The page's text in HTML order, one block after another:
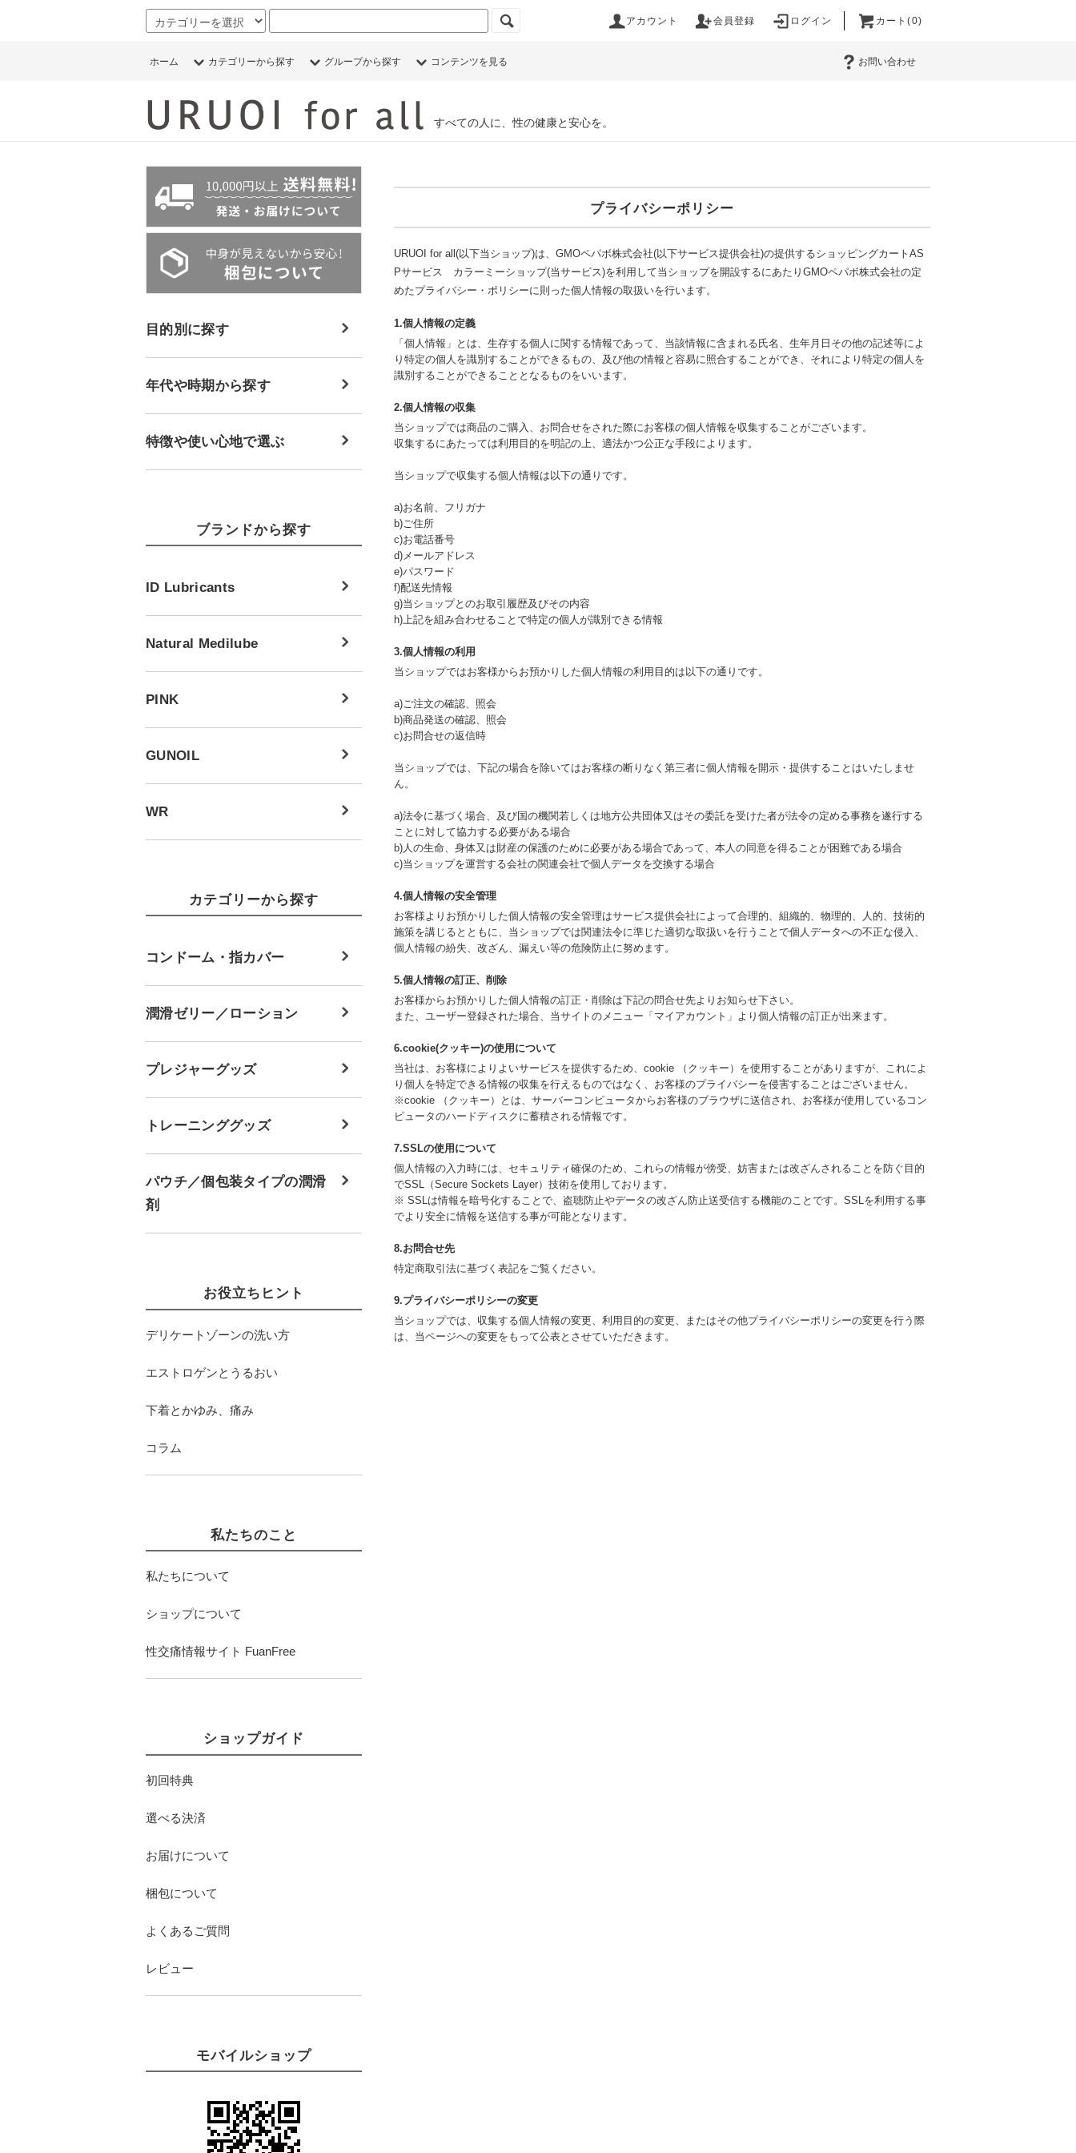
アカウント 会員登録 ログイン カート(0)
ホーム カテゴリーから探す グループから探す コンテンツを見る お問い合わせ
すべての人に、性の健康と安心を。
プライバシーポリシー
URUOI for all(以下当ショップ)は、 GMOペパボ株式会社(以下サービス提供会社)の提供するショッピングカートAS
Pサービス カラーミーショップ(当サービス)を利用して当ショップを開設するにあたりGMOペパボ株式会社の定
めたプライバシー・ポリシーに則った個人情報の取扱いを行います。
1.個人情報の定義
「個人情報」とは、生存する個人に関する情報であって、当該情報に含まれる氏名、生年月日その他の記述等によ
り特定の個人を識別することができるもの、及び他の情報と容易に照合することができ、それにより特定の個人を
識別することができることとなるものをいいます。
2.個人情報の収集
当ショップでは商品のご購入、お問合せをされた際にお客様の個人情報を収集することがございます。
収集するにあたっては利用目的を明記の上、適法かつ公正な手段によります。
当ショップで収集する個人情報は以下の通りです。
a)お名前、フリガナ
b)ご住所
c)お電話番号
d)メールアドレス
e)パスワード
f)配送先情報
g)当ショップとのお取引履歴及びその内容
h)上記を組み合わせることで特定の個人が識別できる情報
3.個人情報の利用
当ショップではお客様からお預かりした個人情報の利用目的は以下の通りです。
a)ご注文の確認、照会
b)商品発送の確認、照会
c)お問合せの返信時
当ショップでは、下記の場合を除いてはお客様の断りなく第三者に個人情報を開示・提供することはいたしませ
ん。
a)法令に基づく場合、及び国の機関若しくは地方公共団体又はその委託を受けた者が法令の定める事務を遂行する
ことに対して協力する必要がある場合
b)人の生命、身体又は財産の保護のために必要がある場合であって、本人の同意を得ることが困難である場合
c)当ショップを運営する会社の関連会社で個人データを交換する場合
4.個人情報の安全管理
お客様よりお預かりした個人情報の安全管理はサービス提供会社によって合理的、組織的、物理的、人的、技術的
施策を講じるとともに、当ショップでは関連法令に準じた適切な取扱いを行うことで個人データへの不正な侵入、
個人情報の紛失、改ざん、漏えい等の危険防止に努めます。
5.個人情報の訂正、削除
お客様からお預かりした個人情報の訂正・削除は下記の問合せ先よりお知らせ下さい。
また、ユーザー登録された場合、当サイトのメニュー「マイアカウント」より個人情報の訂正が出来ます。
6.cookie(クッキー)の使用について
当社は、お客様によりよいサービスを提供するため、cookie （クッキー）を使用することがありますが、これによ
り個人を特定できる情報の収集を行えるものではなく、お客様のプライバシーを侵害することはございません。
※cookie （クッキー）とは、サーバーコンピュータからお客様のブラウザに送信され、お客様が使用しているコン
ピュータのハードディスクに蓄積される情報です。
7.SSLの使用について
個人情報の入力時には、セキュリティ確保のため、これらの情報が傍受、妨害または改ざんされることを防ぐ目的
でSSL（Secure Sockets Layer）技術を使用しております。
※ SSLは情報を暗号化することで、盗聴防止やデータの改ざん防止送受信する機能のことです。SSLを利用する事
でより安全に情報を送信する事が可能となります。
8.お問合せ先
特定商取引法に基づく表記をご覧ください。
9.プライバシーポリシーの変更
当ショップでは、収集する個人情報の変更、利用目的の変更、またはその他プライバシーポリシーの変更を行う際
は、当ページへの変更をもって公表とさせていただきます。
目的別に探す
年代や時期から探す
特徴や使い心地で選ぶ
ブランドから探す
ID Lubricants
Natural Medilube
PINK
GUNOIL
WR
カテゴリーから探す
コンドーム・指カバー
潤滑ゼリー／ローション
プレジャーグッズ
トレーニンググッズ
パウチ／個包装タイプの潤滑
剤
お役立ちヒント
デリケートゾーンの洗い方
エストロゲンとうるおい
下着とかゆみ、痛み
コラム
私たちのこと
私たちについて
ショップについて
性交痛情報サイト FuanFree
ショップガイド
初回特典
選べる決済
お届けについて
梱包について
よくあるご質問
レビュー
モバイルショップ